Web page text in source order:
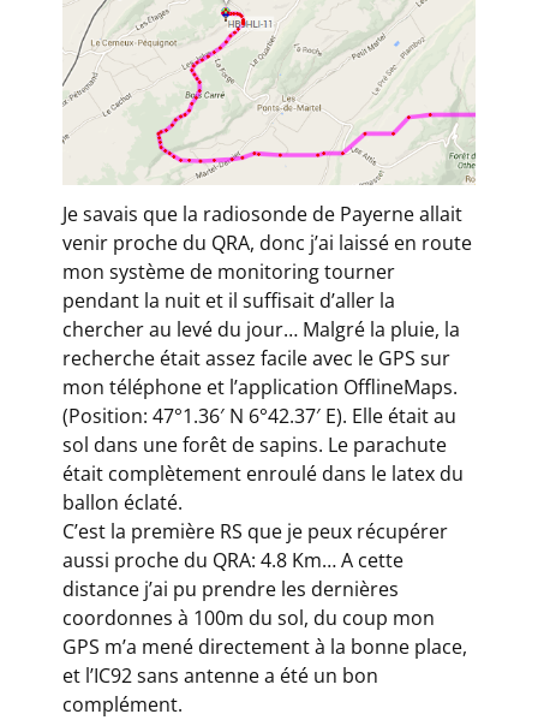
Je savais que la radiosonde de Payerne allait
venir proche du QRA, donc j’ai laissé en route
mon système de monitoring tourner
pendant la nuit et il suffisait d’aller la
chercher au levé du jour… Malgré la pluie, la
recherche était assez facile avec le GPS sur
mon téléphone et l’application OfflineMaps.
(Position: 47°1.36′ N 6°42.37′ E). Elle était au
sol dans une forêt de sapins. Le parachute
était complètement enroulé dans le latex du
ballon éclaté.
C’est la première RS que je peux récupérer
aussi proche du QRA: 4.8 Km… A cette
distance j’ai pu prendre les dernières
coordonnes à 100m du sol, du coup mon
GPS m’a mené directement à la bonne place,
et l’IC92 sans antenne a été un bon
complément.